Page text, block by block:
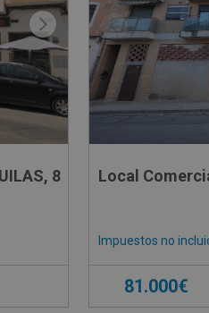
8 Local
Impuestos no
81.000€